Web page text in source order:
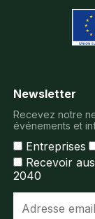
Newsletter
Recevez notre
événements et
Entreprises
Recevoir
2040